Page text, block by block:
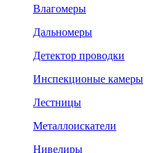
Влагомеры
Дальномеры
Детектор проводки
Инспекционые камеры
Лестницы
Металлоискатели
Нивелиры